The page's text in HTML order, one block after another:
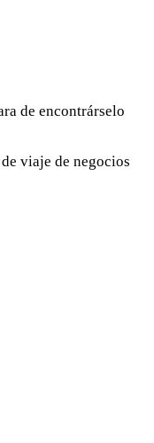
de encontrárselo
viaje de negocios